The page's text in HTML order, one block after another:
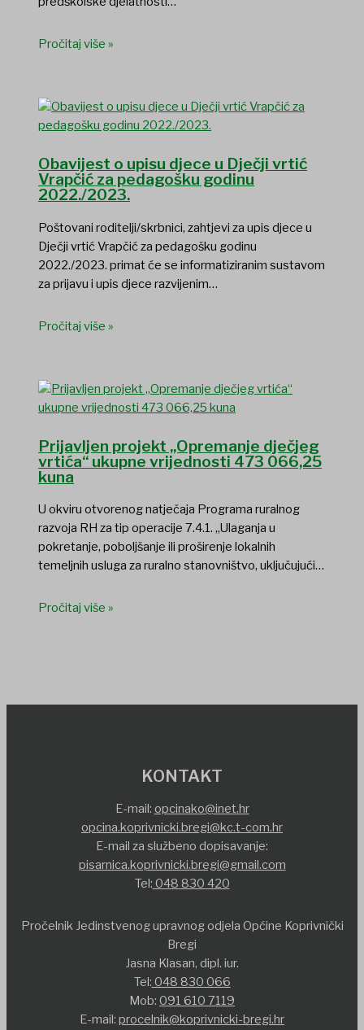
Pročitaj više »
Obavijest o upisu djece u Dječji vrtić
Vrapčić za pedagošku godinu
2022./2023.
Poštovani roditelji/skrbnici, zahtjevi za upis djece u
Dječji vrtić Vrapčić za pedagošku godinu
2022./2023. primat će se informatiziranim sustavom
za prijavu i upis djece razvijenim…
Pročitaj više »
Prijavljen projekt „Opremanje dječjeg
vrtića“ ukupne vrijednosti 473 066,25
kuna
U okviru otvorenog natječaja Programa ruralnog
razvoja RH za tip operacije 7.4.1. „Ulaganja u
pokretanje, poboljšanje ili proširenje lokalnih
temeljnih usluga za ruralno stanovništvo, uključujući…
Pročitaj više »
KONTAKT
E-mail: opcinako@inet.hr
opcina.koprivnicki.bregi@kc.t-com.hr
E-mail za službeno dopisavanje:
pisarnica.koprivnicki.bregi@gmail.com
Tel: 048 830 420
Pročelnik Jedinstvenog upravnog odjela Općine Koprivnički
Bregi
Jasna Klasan, dipl. iur.
Tel: 048 830 066
Mob: 091 610 7119
E-mail: procelnik@koprivnicki-bregi.hr